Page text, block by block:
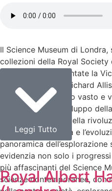
Il Science Museum di
collezioni della Royal Society
sarebbero poi diventate la
progettato da Sir Richard
offrendo uno spazio vasto e
che illustrano lo sviluppo
racconta la storia della
l’ingegnosità umana e
panoramica
evidenzia non solo i
più affascinanti del Science
scienze contemporanee,
Leggi Tutto
Royal Albert